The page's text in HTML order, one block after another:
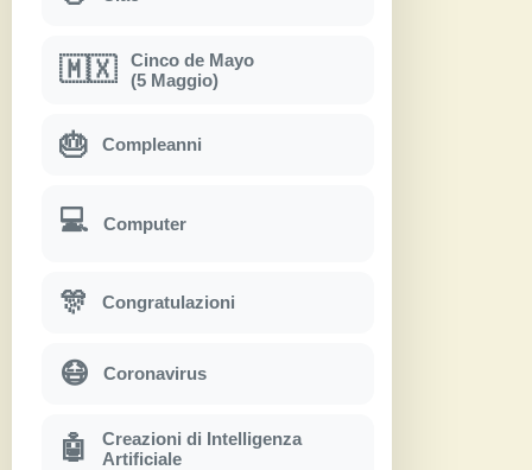
🇲🇽
Cinco de Mayo
(5 Maggio)
🎂 Compleanni
💻 Computer
🎊 Congratulazioni
😷 Coronavirus
🤖
Creazioni di Intelligenza
Artificiale